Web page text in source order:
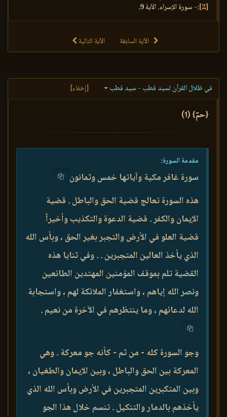
[2] :- سورة الإسراء. الآية 9.
الآية السابقة الآية التالية
في ظلال القرآن لسيد قطب - سيد قطب [إخفاء]
{حمٓ} (1)
مقدمة السورة:
سورة غافر مكية وآياتها خمس وثمانون
هذه السورة تعالج قضية الحق والباطل . قضية
الإيمان والكفر . قضية الدعوة والتكذيب وأخيراً
قضية العلو في الأرض والتجبر بغير الحق ، وبأس الله
الذي يأخذ العالين المتجبرين . . وفي ثنايا هذه
القضية تلم بموقف المؤمنين المهتدين الطائعين
ونصر الله إياهم ، واستغفار الملائكة لهم ، واستجابة
الله لدعائهم ، وما ينتظرهم في الآخرة من نعيم .
وجو السورة كله - من ثم - كأنه جو معركة . وهي
المعركة بين الحق والباطل ، وبين الإيمان والطغيان ،
وبين المتكبرين المتجبرين في الأرض وبأس الله الذي
يأخذهم بالدمار والتنكيل . تنسم خلال هذا الجو